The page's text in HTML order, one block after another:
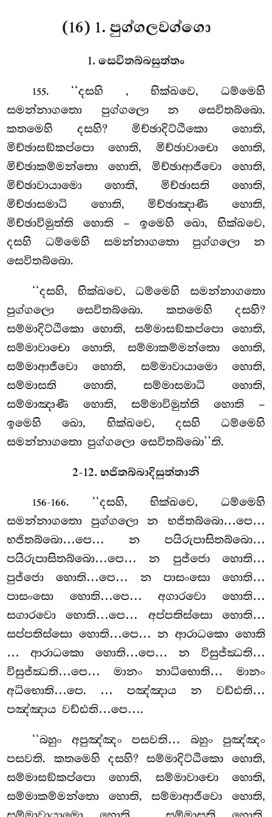
(16) 1. පුග්ගලවග්ගො
1. සෙවිතබ්බසුත්තං
155. ‘‘දසහි , භික්ඛවෙ, ධම්මෙහි
සමන්නාගතො පුග්ගලො න සෙවිතබ්බො.
කතමෙහි දසහි? මිච්ඡාදිට්ඨිකො හොති,
මිච්ඡාසඞ්කප්පො හොති, මිච්ඡාවාචො හොති,
මිච්ඡාකම්මන්තො හොති, මිච්ඡාආජීවො හොති,
මිච්ඡාවායාමො හොති, මිච්ඡාසති හොති,
මිච්ඡාසමාධි හොති, මිච්ඡාඤාණී හොති,
මිච්ඡාවිමුත්ති හොති – ඉමෙහි ඛො, භික්ඛවෙ,
දසහි ධම්මෙහි සමන්නාගතො පුග්ගලො න
සෙවිතබ්බො.
‘‘දසහි, භික්ඛවෙ, ධම්මෙහි සමන්නාගතො
පුග්ගලො සෙවිතබ්බො. කතමෙහි දසහි?
සම්මාදිට්ඨිකො හොති, සම්මාසඞ්කප්පො හොති,
සම්මාවාචො හොති, සම්මාකම්මන්තො හොති,
සම්මාආජීවො හොති, සම්මාවායාමො හොති,
සම්මාසති හොති, සම්මාසමාධි හොති,
සම්මාඤාණී හොති, සම්මාවිමුත්ති හොති –
ඉමෙහි ඛො, භික්ඛවෙ, දසහි ධම්මෙහි
සමන්නාගතො පුග්ගලො සෙවිතබ්බො’’ති.
2-12. භජිතබ්බාදිසුත්තානි
156-166. ‘‘දසහි, භික්ඛවෙ, ධම්මෙහි
සමන්නාගතො පුග්ගලො න භජිතබ්බො…පෙ…
භජිතබ්බො…පෙ… න පයිරුපාසිතබ්බො…
පයිරුපාසිතබ්බො…පෙ… න පුජ්ජො හොති…
පුජ්ජො හොති…පෙ… න පාසංසො හොති…
පාසංසො හොති…පෙ… අගාරවො හොති…
සගාරවො හොති…පෙ… අප්පතිස්සො හොති…
සප්පතිස්සො හොති…පෙ… න ආරාධකො හොති
… ආරාධකො හොති…පෙ… න විසුජ්ඣති…
විසුජ්ඣති…පෙ… මානං නාධිභොති… මානං
අධිභොති…පෙ. … පඤ්ඤාය න වඩ්ඪති…
පඤ්ඤාය වඩ්ඪති…පෙ….
‘‘බහුං අපුඤ්ඤංපසවති… බහුං පුඤ්ඤං
පසවති. කතමෙහි දසහි? සම්මාදිට්ඨිකො හොති,
සම්මාසඞ්කප්පො හොති, සම්මාවාචො හොති,
සම්මාකම්මන්තො හොති, සම්මාආජීවො හොති,